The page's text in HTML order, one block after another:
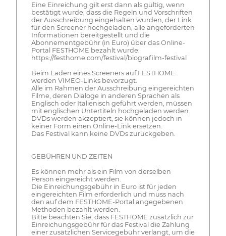
Eine Einreichung gilt erst dann als gültig, wenn
bestätigt wurde, dass die Regeln und Vorschriften
der Ausschreibung eingehalten wurden, der Link
für den Screener hochgeladen, alle angeforderten
Informationen bereitgestellt und die
Abonnementgebühr (in Euro) über das Online-
Portal FESTHOME bezahlt wurde:
https://festhome.com/festival/biografilm-festival
Beim Laden eines Screeners auf FESTHOME
werden VIMEO-Links bevorzugt.
Alle im Rahmen der Ausschreibung eingereichten
Filme, deren Dialoge in anderen Sprachen als
Englisch oder Italienisch geführt werden, müssen
mit englischen Untertiteln hochgeladen werden.
DVDs werden akzeptiert, sie können jedoch in
keiner Form einen Online-Link ersetzen.
Das Festival kann keine DVDs zurückgeben.
GEBÜHREN UND ZEITEN
Es können mehr als ein Film von derselben
Person eingereicht werden.
Die Einreichungsgebühr in Euro ist für jeden
eingereichten Film erforderlich und muss nach
den auf dem FESTHOME-Portal angegebenen
Methoden bezahlt werden.
Bitte beachten Sie, dass FESTHOME zusätzlich zur
Einreichungsgebühr für das Festival die Zahlung
einer zusätzlichen Servicegebühr verlangt, um die